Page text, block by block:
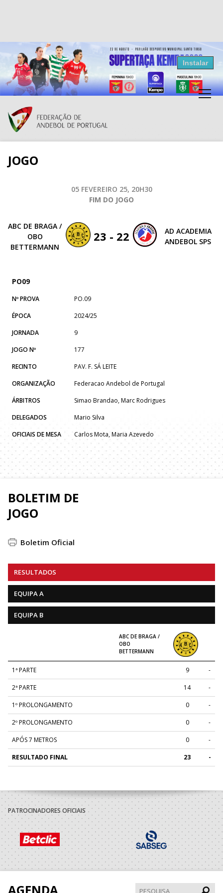
Resultados Andebol
Federação de Andebol de Portugal
Grátis - Disponivel na Play Store
Instalar
JOGO
05 FEVEREIRO 25, 20H30
FIM DO JOGO
ABC DE BRAGA /
OBO
BETTERMANN
23 - 22
AD ACADEMIA
ANDEBOL SPS
PO09
Nº PROVA
PO.09
ÉPOCA
2024/25
JORNADA
9
JOGO Nº
177
RECINTO
PAV. F. SÁ LEITE
ORGANIZAÇÃO
Federacao Andebol de Portugal
ÁRBITROS
Simao Brandao, Marc Rodrigues
DELEGADOS
Mario Silva
OFICIAIS DE MESA
Carlos Mota, Maria Azevedo
BOLETIM DE
JOGO
Boletim Oficial
RESULTADOS
EQUIPA A
EQUIPA B
ABC DE BRAGA /
OBO
BETTERMANN
1ª PARTE 9 -
2ª PARTE 14 -
1º PROLONGAMENTO 0 -
2º PROLONGAMENTO 0 -
APÓS 7 METROS 0 -
RESULTADO FINAL 23 -
PATROCINADORES OFICIAIS
AGENDA